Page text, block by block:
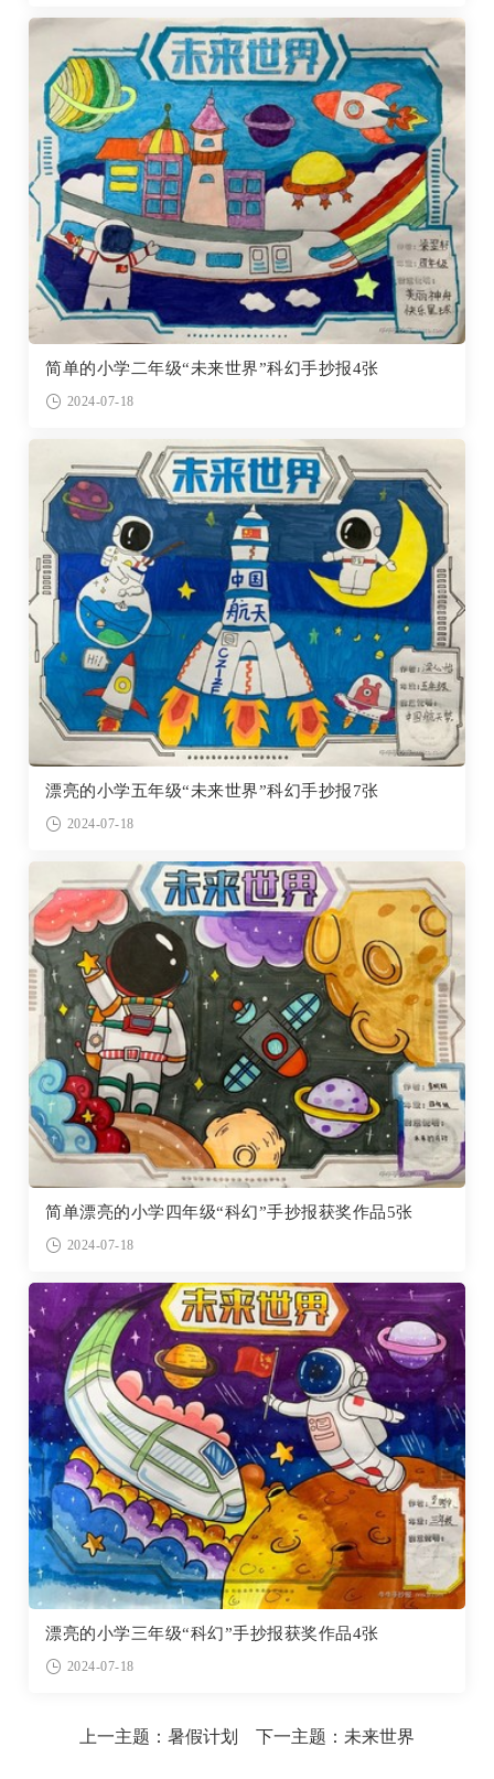
简单的小学二年级“未来世界”科幻手抄报4张
2024-07-18
漂亮的小学五年级“未来世界”科幻手抄报7张
2024-07-18
简单漂亮的小学四年级“科幻”手抄报获奖作品5张
2024-07-18
漂亮的小学三年级“科幻”手抄报获奖作品4张
2024-07-18
上一主题： 暑假计划 下一主题： 未来世界